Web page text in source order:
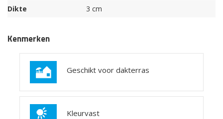
Dikte
3 cm
Kenmerken
Geschikt voor dakterras
Kleurvast